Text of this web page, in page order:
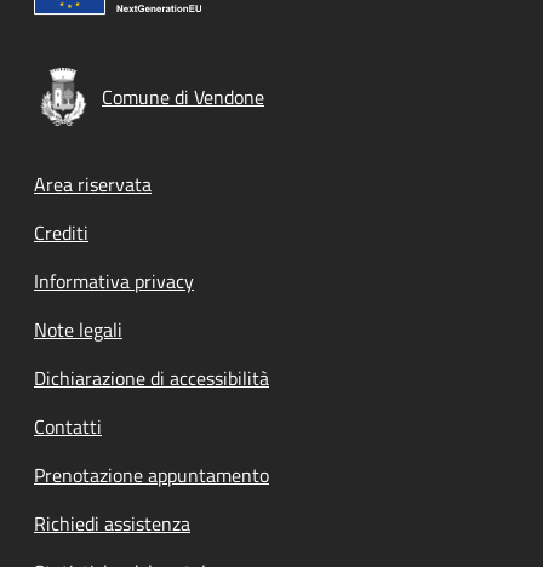
Comune di Vendone
Footer menu
Area riservata
Crediti
Informativa privacy
Note legali
Dichiarazione di accessibilità
Contatti
Prenotazione appuntamento
Richiedi assistenza